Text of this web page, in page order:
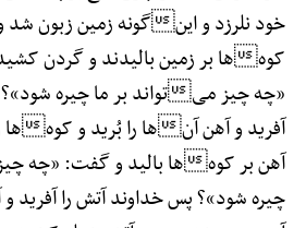
خود نلرزد و اینگونه زمین زبون
کوهها بر زمین بالیدند و گردن
«چه چیز میتواند بر ما چیره
آفرید و آهن آنها را بُرید و کوه
آهن بر کوهها بالید و گفت: «چه
چیره شود»؟ پس خداوند آتش را آفرید